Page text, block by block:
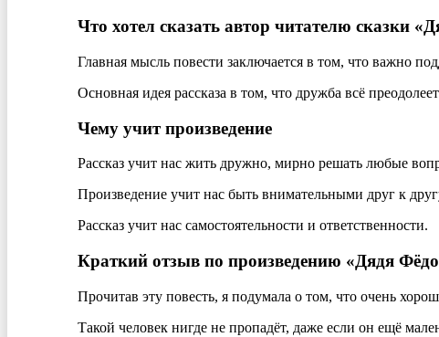
Что хотел сказать автор читателю сказки
Главная мысль повести заключается в том, что важно
Основная идея рассказа в том, что дружба всё
Чему учит произведение
Рассказ учит нас жить дружно, мирно решать любые
Произведение учит нас быть внимательными друг к
Рассказ учит нас самостоятельности и ответственности.
Краткий отзыв по произведению «Дядя
Прочитав эту повесть, я подумала о том, что очень
Такой человек нигде не пропадёт, даже если он ещё